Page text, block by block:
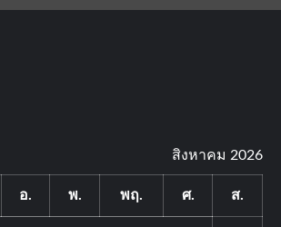
สิงหาคม 2026
อ. พ. พฤ. ศ. ส.